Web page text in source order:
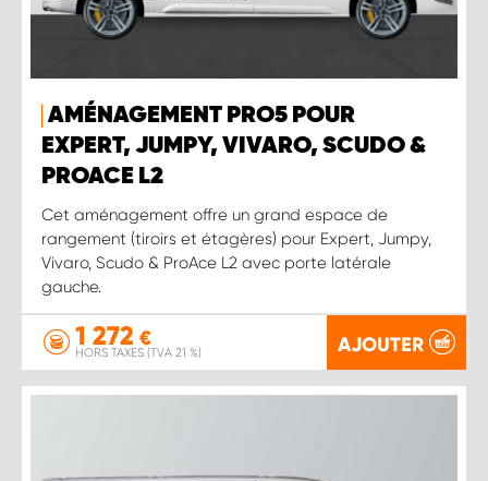
AMÉNAGEMENT PRO5 POUR
EXPERT, JUMPY, VIVARO, SCUDO &
PROACE L2
Cet aménagement offre un grand espace de
rangement (tiroirs et étagères) pour Expert, Jumpy,
Vivaro, Scudo & ProAce L2 avec porte latérale
gauche.
1 272 €
HORS TAXES (TVA 21 %) AJOUTER